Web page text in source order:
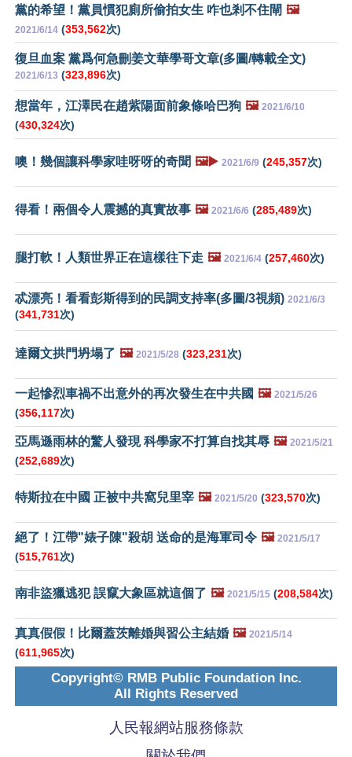
黨的希望！黨員慣犯廁所偷拍女生 咋也剎不住閘 🖼️
2021/6/14 (353,562次)
復旦血案 黨爲何急刪姜文華學哥文章(多圖/轉載全文)
2021/6/13 (323,896次)
想當年，江澤民在趙紫陽面前象條哈巴狗 🖼️ 2021/6/10
(430,324次)
噢！幾個讓科學家哇呀呀的奇聞 🖼️▶️ 2021/6/9 (245,357次)
得看！兩個令人震撼的真實故事 🖼️ 2021/6/6 (285,489次)
腿打軟！人類世界正在這樣往下走 🖼️ 2021/6/4 (257,460次)
忒漂亮！看看彭斯得到的民調支持率(多圖/3視頻) 2021/6/3
(341,731次)
達爾文拱門坍塌了 🖼️ 2021/5/28 (323,231次)
一起慘烈車禍不出意外的再次發生在中共國 🖼️ 2021/5/26
(356,117次)
亞馬遜雨林的驚人發現 科學家不打算自找其辱 🖼️ 2021/5/21
(252,689次)
特斯拉在中國 正被中共窩兒里宰 🖼️ 2021/5/20 (323,570次)
絕了！江帶"婊子陳"殺胡 送命的是海軍司令 🖼️ 2021/5/17
(515,761次)
南非盜獵逃犯 誤竄大象區就這個了 🖼️ 2021/5/15 (208,584次)
真真假假！比爾蓋茨離婚與習公主結婚 🖼️ 2021/5/14
(611,965次)
Copyright© RMB Public Foundation Inc.
All Rights Reserved
人民報網站服務條款